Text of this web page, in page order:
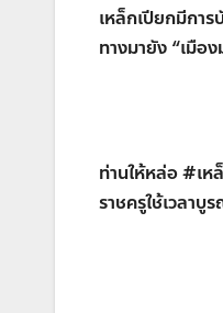
เหล็กเปียกมีกา
ทางมายัง “เมื
ท่านให้หล่อ #เห
ราชครูใช้เวลาบู